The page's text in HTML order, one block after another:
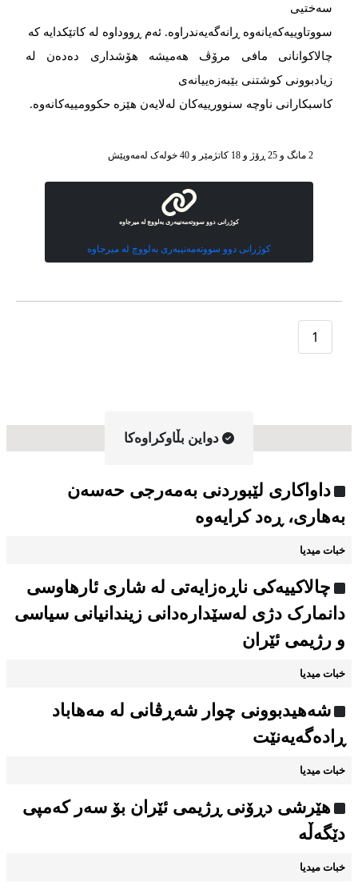
سەختیی
سووتاوییەکەیانەوە ڕانەگەیەندراوە. ئەم ڕووداوە لە کاتێکدایە کە
چالاکوانانی مافی مرۆڤ هەمیشە هۆشداری دەدەن لە
زیادبوونی کوشتنی بێبەزەییانەی
کاسبکارانی ناوچە سنوورییەکان لەلایەن هێزە حکوومییەکانەوە.
2 مانگ و 25 ڕۆژ و 18 کاتژمێر و 40 خوله‌ک له‌مه‌وپێش‌
کوژرانی دوو سووتەمەنیبەری بەلووچ لە میرجاوە
کوژرانی دوو سووتەمەنیبەری بەلووچ لە میرجاوە
1
دواین بڵاوکراوه‌کا
داواکاری لێبوردنی بەمەرجی حەسەن
بەهاری، ڕەد کرایەوە
خبات میدیا
چالاکییەکی ناڕەزایەتی لە شاری ئارهاوسی
دانمارک دژی لەسێدارەدانی زیندانیانی سیاسی
و رژیمی ئێران
خبات میدیا
شەهیدبوونی چوار شەڕڤانی لە مەهاباد
ڕادەگەیەنێت
خبات میدیا
هێرشی دڕۆنی ڕژیمی ئێران بۆ سەر کەمپی
دێگەڵە
خبات میدیا